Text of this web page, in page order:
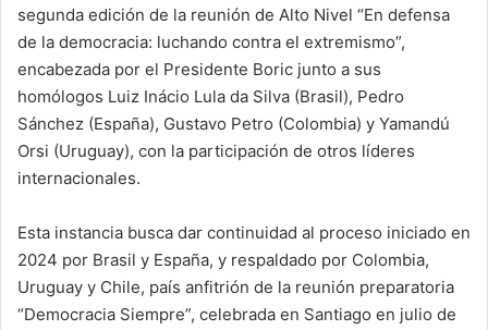
segunda edición de la reunión de Alto Nivel “En defensa
de la democracia: luchando contra el extremismo”,
encabezada por el Presidente Boric junto a sus
homólogos Luiz Inácio Lula da Silva (Brasil), Pedro
Sánchez (España), Gustavo Petro (Colombia) y Yamandú
Orsi (Uruguay), con la participación de otros líderes
internacionales.
Esta instancia busca dar continuidad al proceso iniciado en
2024 por Brasil y España, y respaldado por Colombia,
Uruguay y Chile, país anfitrión de la reunión preparatoria
“Democracia Siempre”, celebrada en Santiago en julio de